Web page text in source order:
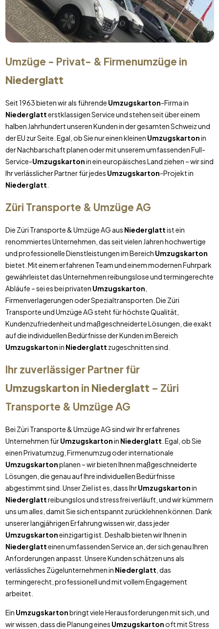
Umzüge - Privat- & Firmenumzüge in
Niederglatt
Seit 1963 bieten wir als führende Umzugskarton-Firma in
Niederglatterstklassigen Service und stehen seit über einem
halben Jahrhundert unseren Kunden in der gesamten Schweiz und
der EU zur Seite. Egal, ob Sie nur einen kleinen Umzugskartonin
der Nachbarschaft planen oder mit unserem umfassenden Full-
Service-Umzugskartonin ein europäisches Land ziehen – wir sind
Ihr verlässlicher Partner für jedes Umzugskarton-Projekt in
Niederglatt
Züri Transporte & Umzüge AG
Die Züri Transporte & Umzüge AG aus Niederglattist ein
renommiertes Unternehmen, das seit vielen Jahren hochwertige
und professionelle Dienstleistungen im Bereich Umzugskarton
bietet. Mit einem erfahrenen Team und einem modernen Fuhrpark
gewährleistet das Unternehmen reibungslose und termingerechte
Abläufe – sei es bei privaten Umzugskarton
Firmenverlagerungen oder Spezialtransporten. Die Züri
Transporte und Umzüge AG steht für höchste Qualität,
Kundenzufriedenheit und maßgeschneiderte Lösungen, die exakt
auf die individuellen Bedürfnisse der Kunden im Bereich
Umzugskartonin Niederglatt zugeschnitten sind.
Ihr zuverlässiger Partner für
Umzugskartonin Niederglatt – Züri
Transporte & Umzüge AG
Bei Züri Transporte & Umzüge AG sind wir Ihr erfahrenes
Unternehmen fürUmzugskartonin Niederglatt . Egal, ob Sie
einen Privatumzug, Firmenumzug oder internationale
Umzugskartonplanen – wir bieten Ihnen maßgeschneiderte
Lösungen, die genau auf Ihre individuellen Bedürfnisse
abgestimmt sind. Unser Ziel ist es, dass IhrUmzugskartonin
Niederglattreibungslos und stressfrei verläuft, und wir kümmern
uns um alles, damit Sie sich entspannt zurücklehnen können. Dank
unserer langjährigen Erfahrung wissen wir, dass jeder
Umzugskartoneinzigartig ist. Deshalb bieten wir Ihnen in
Niederglatteinen umfassenden Service an, der sich genau Ihren
Anforderungen anpasst. Unsere Kunden schätzen uns als
verlässliches Zügelunternehmen in Niederglatt , das
termingerecht, professionell und mit vollem Engagement
arbeitet.
Ein Umzugskartonbringt viele Herausforderungen mit sich, und
wir wissen, dass die Planung eines Umzugskartonoft mit Stress